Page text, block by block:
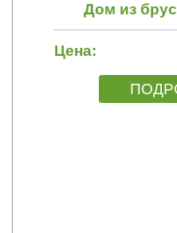
Дом из
Цена: